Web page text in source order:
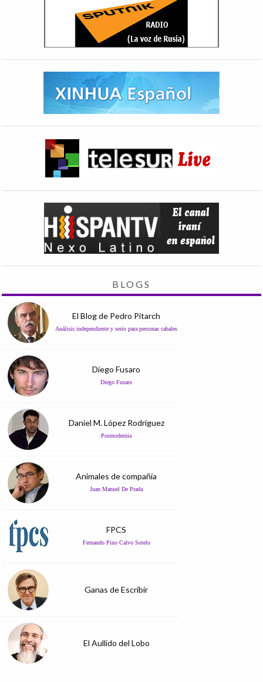
BLOGS
El Blog de Pedro Pitarch
Análisis independiente y serio para personas cabales
Diego Fusaro
Diego Fusaro
Daniel M. López Rodríguez
Posmodernia
Animales de compañía
Juan Manuel De Prada
FPCS
Fernando Pino Calvo Sotelo
Ganas de Escribir
El Aullido del Lobo